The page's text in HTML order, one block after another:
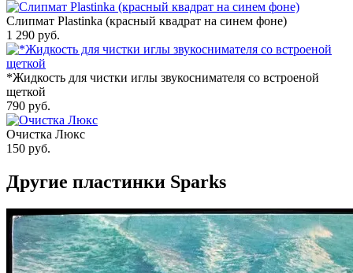
Слипмат Plastinka (красный квадрат на синем фоне)
1 290 руб.
*Жидкость для чистки иглы звукоснимателя со встроеной
щеткой
790 руб.
Очистка Люкс
150 руб.
Другие пластинки Sparks